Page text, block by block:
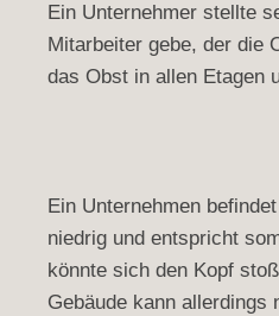
Ein Unternehmer stellte
Mitarbeiter gebe, der die
das Obst in allen Etagen
Ein Unternehmen
niedrig und entspricht
könnte sich den Kopf
Gebäude kann allerdings